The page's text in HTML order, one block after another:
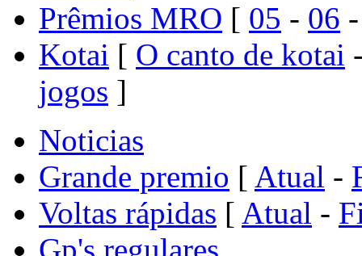
Prêmios MRO [ 05 - 06
Kotai [ O canto de kotai
jogos ]
Noticias
Grande premio [ Atual -
Voltas rápidas [ Atual -